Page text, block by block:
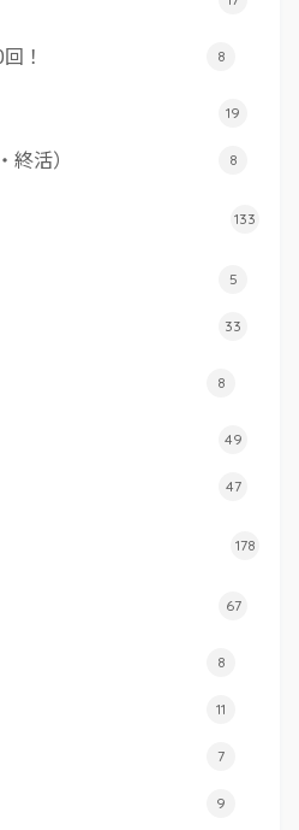
！ 8
19
活） 8
133
5
33
8
49
47
178
67
8
11
7
9